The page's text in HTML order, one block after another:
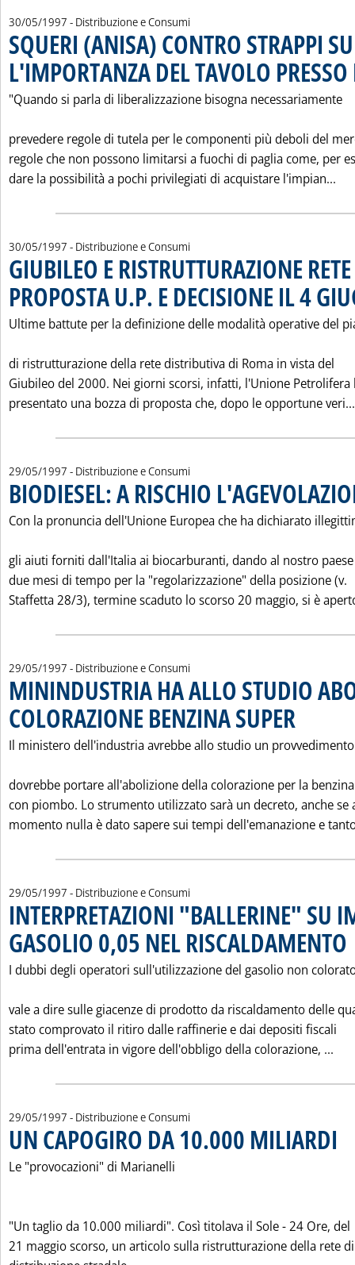
30/05/1997 - Distribuzione e Consumi
SQUERI (ANISA) CONTRO STRAPPI
L'IMPORTANZA DEL TAVOLO
"Quando si parla di liberalizzazione bisogna necessariamente
prevedere regole di tutela per le componenti più deboli del
regole che non possono limitarsi a fuochi di paglia come, per
dare la possibilità a pochi privilegiati di acquistare l'impian...
30/05/1997 - Distribuzione e Consumi
GIUBILEO E RISTRUTTURAZIONE
PROPOSTA U.P. E DECISIONE IL 4
Ultime battute per la definizione delle modalità operative del
di ristrutturazione della rete distributiva di Roma in vista del
Giubileo del 2000. Nei giorni scorsi, infatti, l'Unione Petrolifera
presentato una bozza di proposta che, dopo le opportune veri...
29/05/1997 - Distribuzione e Consumi
BIODIESEL: A RISCHIO
Con la pronuncia dell'Unione Europea che ha dichiarato
gli aiuti forniti dall'Italia ai biocarburanti, dando al nostro paese
due mesi di tempo per la "regolarizzazione" della posizione (v.
Staffetta 28/3), termine scaduto lo scorso 20 maggio, si è
29/05/1997 - Distribuzione e Consumi
MININDUSTRIA HA ALLO STUDIO
COLORAZIONE BENZINA SUPER
Il ministero dell'industria avrebbe allo studio un
dovrebbe portare all'abolizione della colorazione per la
con piombo. Lo strumento utilizzato sarà un decreto, anche se
momento nulla è dato sapere sui tempi dell'emanazione e
29/05/1997 - Distribuzione e Consumi
INTERPRETAZIONI "BALLERINE" SU
GASOLIO 0,05 NEL RISCALDAMENTO
I dubbi degli operatori sull'utilizzazione del gasolio non
vale a dire sulle giacenze di prodotto da riscaldamento delle
stato comprovato il ritiro dalle raffinerie e dai depositi fiscali
prima dell'entrata in vigore dell'obbligo della colorazione, ...
29/05/1997 - Distribuzione e Consumi
UN CAPOGIRO DA 10.000 MILIARDI
Le "provocazioni" di Marianelli
"Un taglio da 10.000 miliardi". Così titolava il Sole - 24 Ore, del
21 maggio scorso, un articolo sulla ristrutturazione della rete di